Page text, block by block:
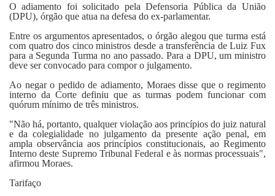
O adiamento foi solicitado pela Defensoria Pública da União
(DPU), órgão que atua na defesa do ex-parlamentar.
Entre os argumentos apresentados, o órgão alegou que turma está
com quatro dos cinco ministros desde a transferência de Luiz Fux
para a Segunda Turma no ano passado. Para a DPU, um ministro
deve ser convocado para compor o julgamento.
Ao negar o pedido de adiamento, Moraes disse que o regimento
interno da Corte definiu que as turmas podem funcionar com
quórum mínimo de três ministros.
"Não há, portanto, qualquer violação aos princípios do juiz natural
e da colegialidade no julgamento da presente ação penal, em
ampla observância aos princípios constitucionais, ao Regimento
Interno deste Supremo Tribunal Federal e às normas processuais",
afirmou Moraes.
Tarifaço